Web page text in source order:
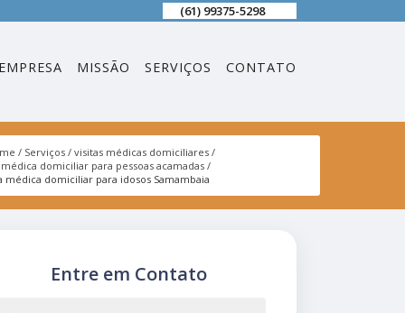
(61) 99375-5298
MISSÃO SERVIÇOS CONTATO
Serviços
visitas médicas domiciliares
domiciliar para pessoas acamadas
médica domiciliar para idosos Samambaia
Entre em Contato